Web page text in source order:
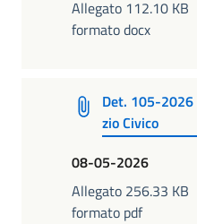
Allegato 112.10 KB
formato docx
Det. 105-
zio Civico
08-05-2026
Allegato 256.33 KB
formato pdf